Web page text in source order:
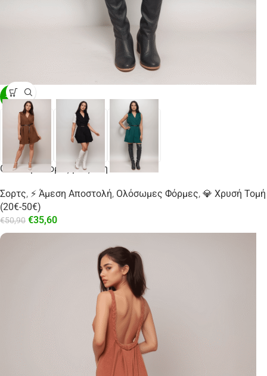
-30%
Ολόσωμο σορτς με ζώνη
Σορτς, ⚡ Άμεση Αποστολή, Ολόσωμες Φόρμες, 💎 Χρυσή Τομή
(20€-50€)
€50,90 €35,60